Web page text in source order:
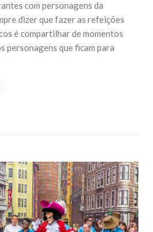
com personagens da
dizer que fazer as refeições
é compartilhar de momentos
personagens que ficam para